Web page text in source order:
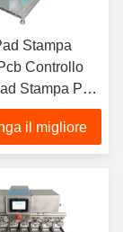
Stampa
Controllo
Stampa Per
Nylon
il migliore